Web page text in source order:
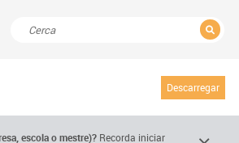
Descarregar
escola o mestre)? Recorda iniciar